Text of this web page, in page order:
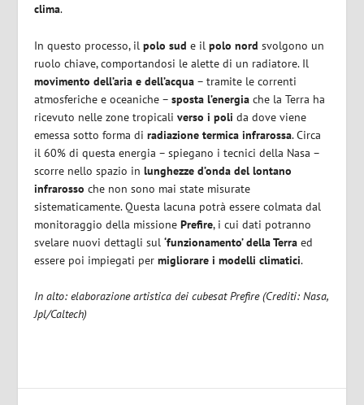
clima.
In questo processo, il polo sud e il polo nord svolgono un
ruolo chiave, comportandosi le alette di un radiatore. Il
movimento dell’aria e dell’acqua – tramite le correnti
atmosferiche e oceaniche –sposta l’energia che la Terra ha
ricevuto nelle zone tropicaliverso i poli da dove viene
emessa sotto forma diradiazione termica infrarossa. Circa
il 60% di questa energia – spiegano i tecnici della Nasa –
scorre nello spazio in lunghezze d’onda del lontano
infrarosso che non sono mai state misurate
sistematicamente. Questa lacuna potrà essere colmata dal
monitoraggio della missionePrefire, i cui dati potranno
svelare nuovi dettagli sul‘funzionamento’ della Terra ed
essere poi impiegati permigliorare i modelli climatici.
In alto: elaborazione artistica dei cubesat Prefire (Crediti: Nasa,
Jpl/Caltech)